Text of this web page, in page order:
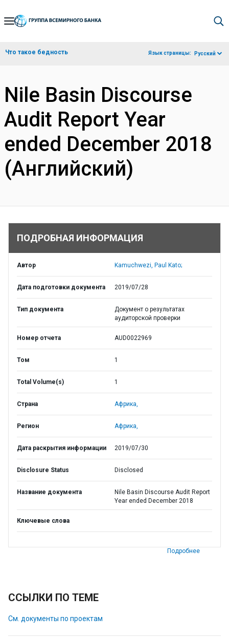
Skip
Navigation
Что такое бедность Язык страницы: Русский
Nile Basin Discourse
Audit Report Year
ended December 2018
(Английский)
ПОДРОБНАЯ ИНФОРМАЦИЯ
Автор Kamuchwezi, Paul Kato;
Дата подготовки документа 2019/07/28
Тип документа
Документ о результатах
аудиторской проверки
Номер отчета AUD0022969
Том 1
Total Volume(s) 1
Страна Африка,
Регион Африка,
Дата раскрытия информации 2019/07/30
Disclosure Status Disclosed
Название документа
Nile Basin Discourse Audit Report
Year ended December 2018
Ключевые слова
Подробнее
ССЫЛКИ ПО ТЕМЕ
См. документы по проектам